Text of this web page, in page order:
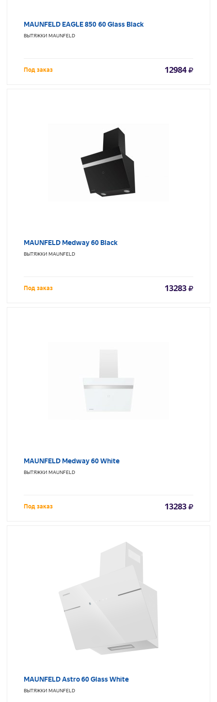
MAUNFELD EAGLE 850 60 Glass Black
ВЫТЯЖКИ MAUNFELD
Под заказ 12984
MAUNFELD Medway 60 Black
ВЫТЯЖКИ MAUNFELD
Под заказ 13283
MAUNFELD Medway 60 White
ВЫТЯЖКИ MAUNFELD
Под заказ 13283
MAUNFELD Astro 60 Glass White
ВЫТЯЖКИ MAUNFELD